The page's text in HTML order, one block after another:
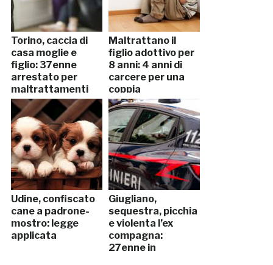
Torino, caccia di
casa moglie e
figlio: 37enne
arrestato per
maltrattamenti
Maltrattano il
figlio adottivo per
8 anni: 4 anni di
carcere per una
coppia
Udine, confiscato
cane a padrone-
mostro: legge
applicata
Giugliano,
sequestra, picchia
e violenta l’ex
compagna:
27enne in